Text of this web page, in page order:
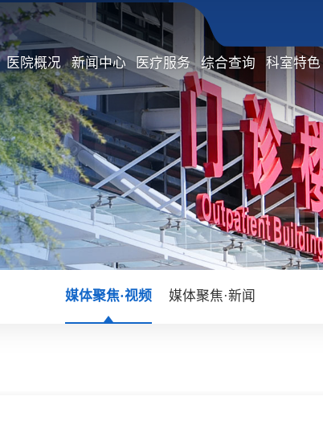
医院概况 新闻中心 医疗服务 综合查询 科室特色
媒体聚焦·视频 媒体聚焦·新闻